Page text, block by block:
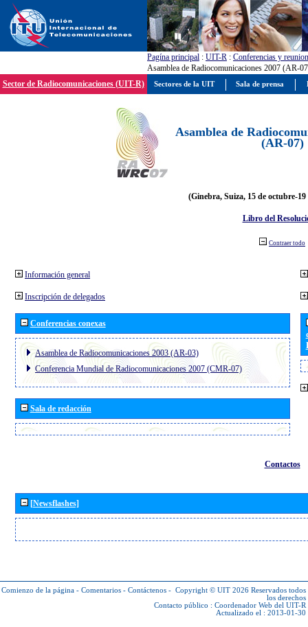
Pagína principal : UIT-R : Conferencias y
Asamblea de Radiocomunicaciones 2007 (AR-
Sector de Radiocomunicaciones (UIT-R)
Asamblea de
(AR-07)
(Ginebra, Suiza, 15 de octubre-19
Libro del
Contraer todo
Información general
Inscripción de delegados
Conferencias conexas
Asamblea de Radiocomunicaciones 2003 (AR-03)
Conferencia Mundial de Radiocomunicaciones 2007 (CMR-07)
Sala de redacción
Contactos
[Newsflashes]
Comienzo de la página - Comentarios - Contáctenos - Copyright © UIT 2026 Reservados todos
los derechos
Contacto público : Coordenador Web del UIT-R
Actualizado el : 2013-01-30
Sectores de la UIT Sala de prensa